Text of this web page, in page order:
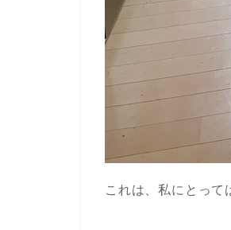
これは、私にとって